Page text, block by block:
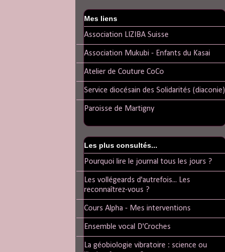
Mes liens
Association LIZIBA Suisse
Association Mukubi - Enfants du Kasai
Atelier de Couture CoCo
Service diocésain des Solidarités (diaconie)
Paroisse de Martigny
Les plus consultés...
Pourquoi lire le journal tous les jours ?
Les vollégeards d'autrefois... Les
reconnaîtrez-vous ?
Cours Alpha - Mes interventions
Ensemble vocal D'Croches
La géobiologie vibratoire : science ou